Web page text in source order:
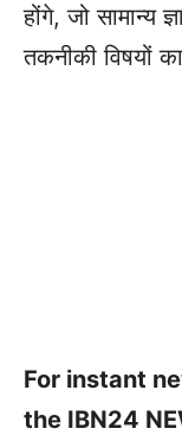
होंगे, जो सामान्य
तकनीकी विषयों
For instant
the IBN24